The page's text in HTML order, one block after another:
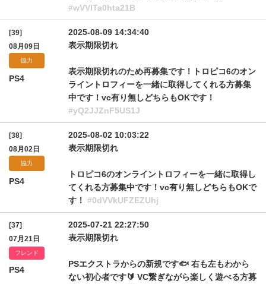
#wVVlTa0hta21B
[39]
08月09日
協力
PS4
2025-08-09 14:34:40
表示期限切れ
表示期限切れのため再募集です！トロピコ6のオン
ライントロフィーを一緒に取得してくれる方募集
中です！vc有り無しどちらもOKです！
#yQ2JJZnF5US1J
[38]
08月02日
協力
PS4
2025-08-02 10:03:22
表示期限切れ
トロピコ6のオンライントロフィーを一緒に取得し
てくれる方募集中です！vc有り無しどちらもOKで
す！ #0dVVkUFZEZUhj
[37]
07月21日
フレンド
PS4
2025-07-21 22:27:50
表示期限切れ
PSエクストラからの新規です🐟 右も左もわから
ない初心者です🔰 VC繋ぎながら楽しく遊べる方募